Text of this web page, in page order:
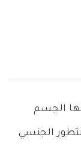
الجسم
الجنسي